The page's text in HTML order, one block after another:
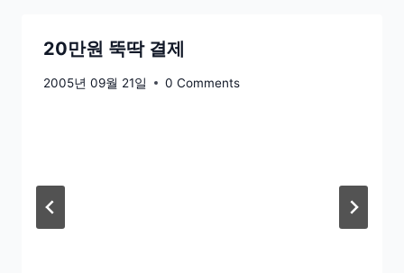
20만원 뚝딱 결제
2005년 09월 21일 0 Comments